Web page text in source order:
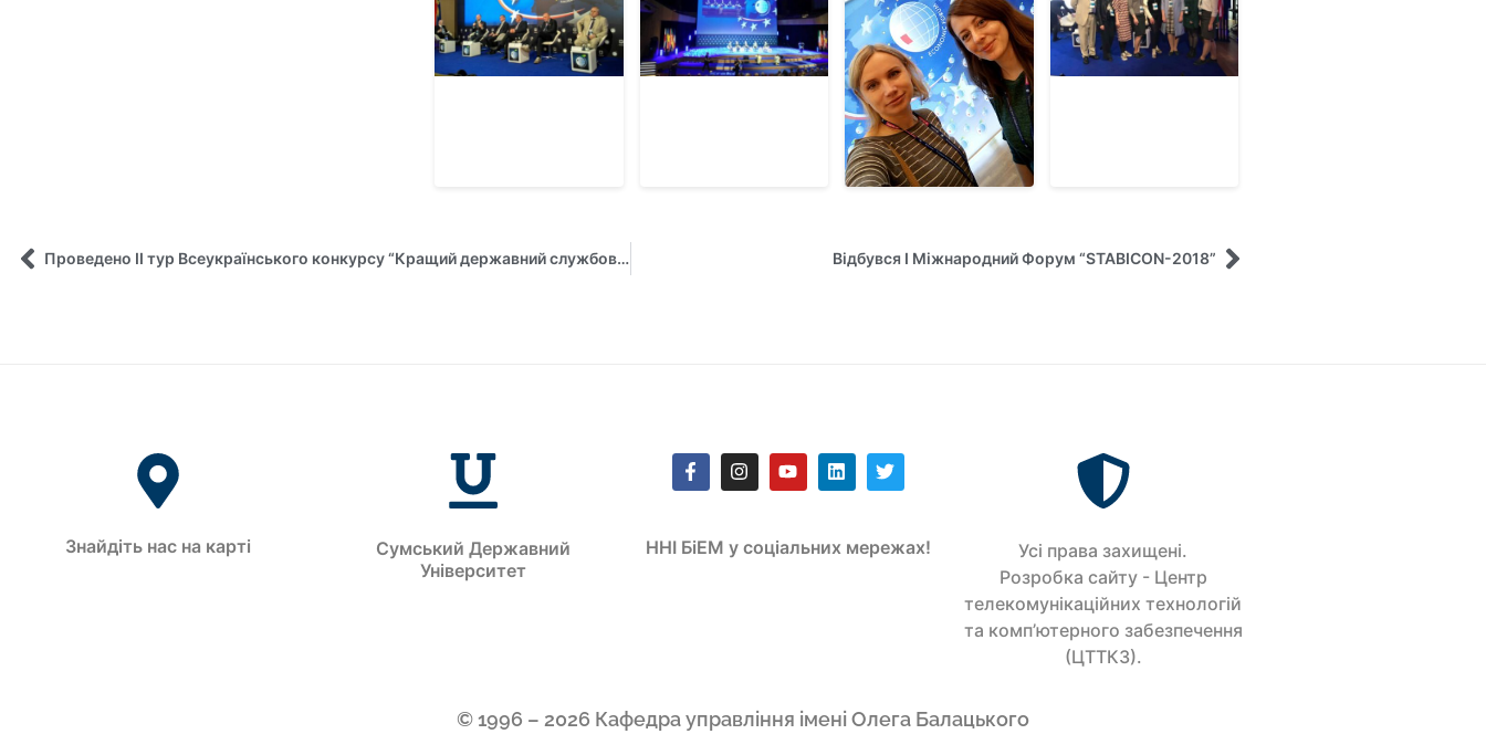
Проведено II тур Всеукраїнського конкурсу “Кращий державний службовець” Відбувся І Міжнародний Форум “STABICON-2018”
Знайдіть нас на карті
Сумський Державний
Університет
ННІ БіЕМ у соціальних мережах!
Усi права захищенi.
Розробка сайту - Центр
телекомунікаційних технологій
та комп’ютерного забезпечення
(ЦТТКЗ).
© 1996 – 2026 Кафедра управління імені Олега Балацького